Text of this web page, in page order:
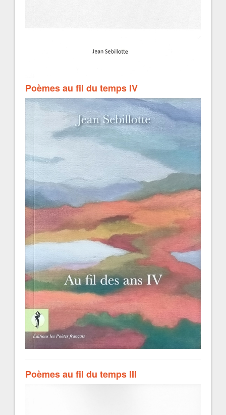
Poèmes au fil du temps IV
Poèmes au fil du temps III